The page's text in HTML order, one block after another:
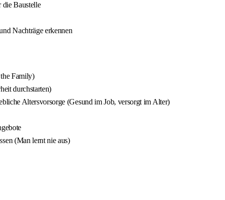
die Baustelle
Nachträge erkennen
Family)
durchstarten)
Altersvorsorge (Gesund im Job, versorgt im Alter)
(Man lernt nie aus)